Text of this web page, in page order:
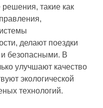
такие как
делают поездки
безопасными. В
улучшают качество
экологической
технологий.